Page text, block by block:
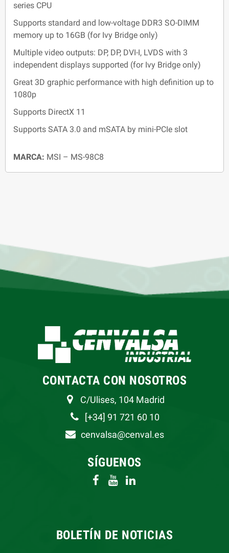
series CPU
Supports standard and low-voltage DDR3 SO-DIMM
memory up to 16GB (for Ivy Bridge only)
Multiple video outputs: DP, DP, DVI-I, LVDS with 3
independent displays supported (for Ivy Bridge only)
Great 3D graphic performance with high definition up to
1080p
Supports DirectX 11
Supports SATA 3.0 and mSATA by mini-PCIe slot
MARCA: MSI – MS-98C8
CONTACTA CON NOSOTROS
C/Ulises, 104 Madrid
[+34] 91 721 60 10
cenvalsa@cenval.es
SÍGUENOS
BOLETÍN DE NOTICIAS